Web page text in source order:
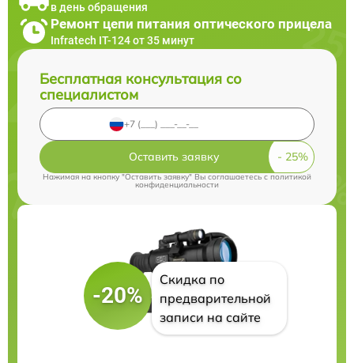
в день обращения
Ремонт цепи питания оптического прицела
Infratech IT-124 от 35 минут
Бесплатная консультация со
специалистом
Оставить заявку
Нажимая на кнопку "Оставить заявку" Вы соглашаетесь cполитикой
конфиденциальности
-20%
Скидка по
предварительной
записи на сайте